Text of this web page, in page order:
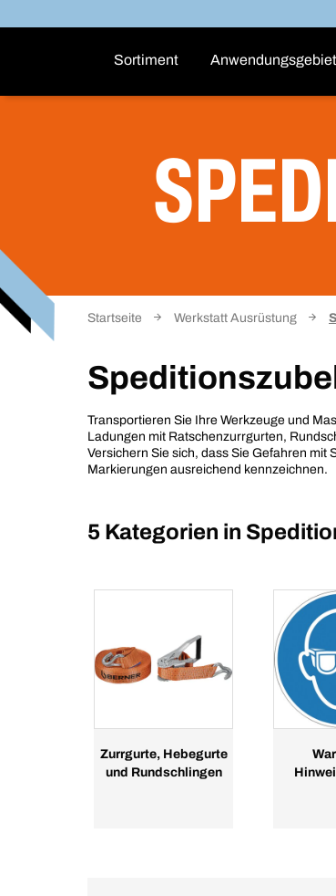
Sortiment
Startseite Werkstatt Ausrüstung
Transportieren Sie Ihre Werkzeuge und
Ladungen mit Ratschenzurrgurten,
Versichern Sie sich, dass Sie Gefahren mit
Markierungen ausreichend kennzeichnen.
5 Kategorien in
Zurrgurte, Hebegurte
und Rundschlingen